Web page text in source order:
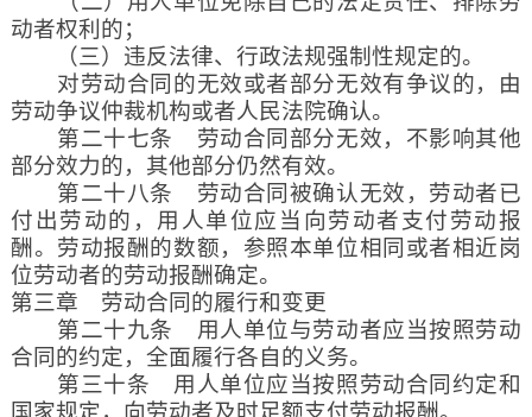
动者权利的；
（三）违反法律、行政法规强制性规定的。
对劳动合同的无效或者部分无效有争议的，由
劳动争议仲裁机构或者人民法院确认。
第二十七条 劳动合同部分无效，不影响其他
部分效力的，其他部分仍然有效。
第二十八条 劳动合同被确认无效，劳动者已
付出劳动的，用人单位应当向劳动者支付劳动报
酬。劳动报酬的数额，参照本单位相同或者相近岗
位劳动者的劳动报酬确定。
第三章 劳动合同的履行和变更
第二十九条 用人单位与劳动者应当按照劳动
合同的约定，全面履行各自的义务。
第三十条 用人单位应当按照劳动合同约定和
国家规定，向劳动者及时足额支付劳动报酬。